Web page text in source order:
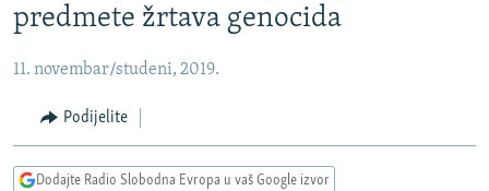
sadržaj
Pređite
na
navigaciju
Pređite
na
SRBIJA
KOSOVO
CRNA GORA
predmete žrtava genocida
11. novembar/studeni, 2019.
Podijelite
Dodajte Radio Slobodna Evropa u vaš Google izvor